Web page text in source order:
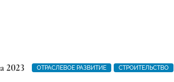
2023 ОТРАСЛЕВОЕ РАЗВИТИЕ СТРОИТЕЛЬСТВО